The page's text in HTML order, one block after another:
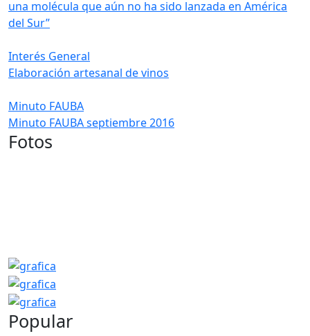
una molécula que aún no ha sido lanzada en América
del Sur”
Interés General
Elaboración artesanal de vinos
Minuto FAUBA
Minuto FAUBA septiembre 2016
Fotos
Popular